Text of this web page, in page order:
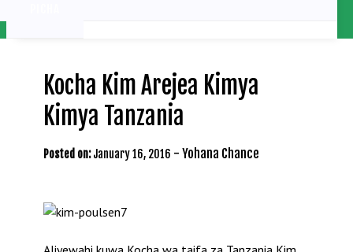
Kocha Kim Arejea Kimya
Kimya Tanzania
Posted on: January 16, 2016 - Yohana Chance